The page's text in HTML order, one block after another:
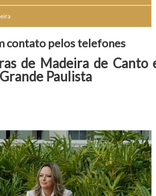
contato pelos telefones
de Madeira de Canto
Paulista